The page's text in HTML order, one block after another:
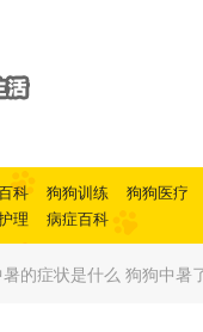
科 狗狗训练 狗狗医疗
理
病症百科
的症状是什么 狗狗中暑